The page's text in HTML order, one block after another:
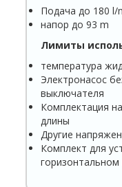
Подача до 180 l/
напор до 93 m
Лимиты
температура
Электронасос
выключателя
Комплектация
длины
Другие
Комплект для